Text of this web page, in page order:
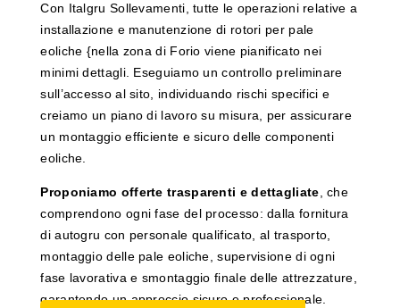
Con Italgru Sollevamenti, tutte le operazioni relative a
installazione e manutenzione di rotori per pale
eoliche {nella zona di Forio viene pianificato nei
minimi dettagli. Eseguiamo un controllo preliminare
sull’accesso al sito, individuando rischi specifici e
creiamo un piano di lavoro su misura, per assicurare
un montaggio efficiente e sicuro delle componenti
eoliche.
Proponiamo offerte trasparenti e dettagliate, che
comprendono ogni fase del processo: dalla fornitura
di autogru con personale qualificato, al trasporto,
montaggio delle pale eoliche, supervisione di ogni
fase lavorativa e smontaggio finale delle attrezzature,
garantendo un approccio sicuro e professionale.